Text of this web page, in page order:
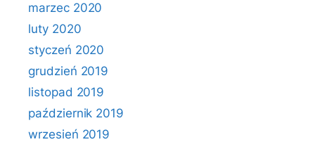
marzec 2020
luty 2020
styczeń 2020
grudzień 2019
listopad 2019
październik 2019
wrzesień 2019